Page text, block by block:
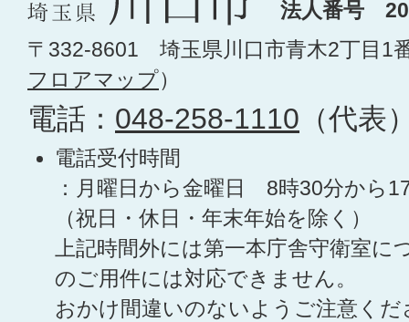
法人番号
〒332-8601 埼玉県川口市青木2丁目1
フロアマップ）
電話： 048-258-1110 （代表
電話受付時間
：月曜日から金曜日 8時30分から
（祝日・休日・年末年始を除く）
上記時間外には第一本庁舎守衛室に
のご用件には対応できません。
おかけ間違いのないようご注意くだ